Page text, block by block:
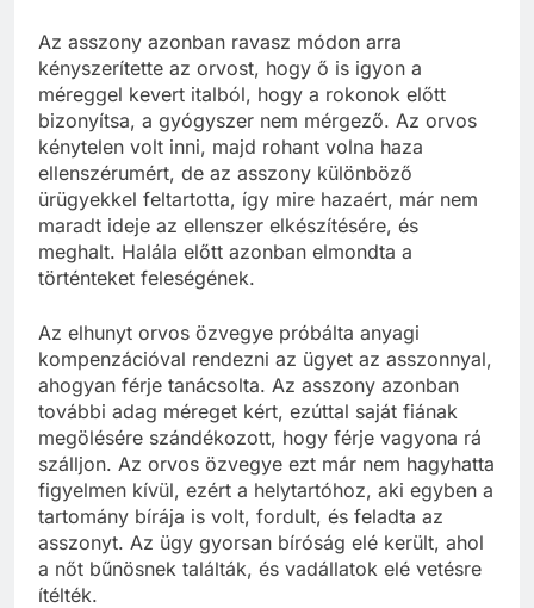
Az asszony azonban ravasz módon arra
kényszerítette az orvost, hogy ő is igyon a
méreggel kevert italból, hogy a rokonok előtt
bizonyítsa, a gyógyszer nem mérgező. Az orvos
kénytelen volt inni, majd rohant volna haza
ellenszérumért, de az asszony különböző
ürügyekkel feltartotta, így mire hazaért, már nem
maradt ideje az ellenszer elkészítésére, és
meghalt. Halála előtt azonban elmondta a
történteket feleségének.
Az elhunyt orvos özvegye próbálta anyagi
kompenzációval rendezni az ügyet az asszonnyal,
ahogyan férje tanácsolta. Az asszony azonban
további adag méreget kért, ezúttal saját fiának
megölésére szándékozott, hogy férje vagyona rá
szálljon. Az orvos özvegye ezt már nem hagyhatta
figyelmen kívül, ezért a helytartóhoz, aki egyben a
tartomány bírája is volt, fordult, és feladta az
asszonyt. Az ügy gyorsan bíróság elé került, ahol
a nőt bűnösnek találták, és vadállatok elé vetésre
ítélték.